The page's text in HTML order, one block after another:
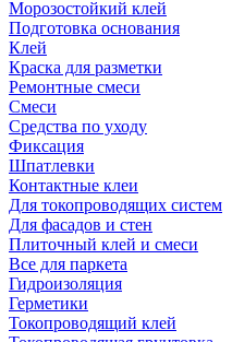
Морозостойкий клей
Подготовка основания
Клей
Краска для разметки
Ремонтные смеси
Смеси
Средства по уходу
Фиксация
Шпатлевки
Контактные клеи
Для токопроводящих систем
Для фасадов и стен
Плиточный клей и смеси
Все для паркета
Гидроизоляция
Герметики
Токопроводящий клей